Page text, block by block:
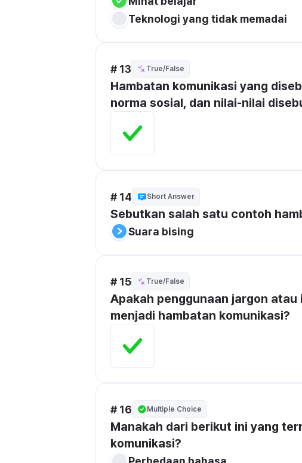
Teknologi yang tidak memadai
# 13 True/False
Hambatan komunikasi yang
norma sosial, dan nilai-nilai
# 14 Short Answer
Sebutkan salah satu contoh
Suara bising
# 15 True/False
Apakah penggunaan jargon
menjadi hambatan komunikasi?
# 16 Multiple Choice
Manakah dari berikut ini yang
komunikasi?